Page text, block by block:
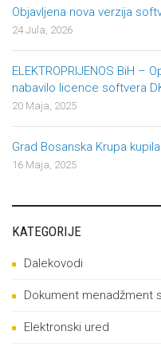
Objavljena nova verzija
24 Jula, 2026
ELEKTROPRIJENOS BiH –
nabavilo licence softvera
20 Maja, 2025
Grad Bosanska Krupa
16 Maja, 2025
KATEGORIJE
Dalekovodi
Dokument menadžment
Elektronski ured